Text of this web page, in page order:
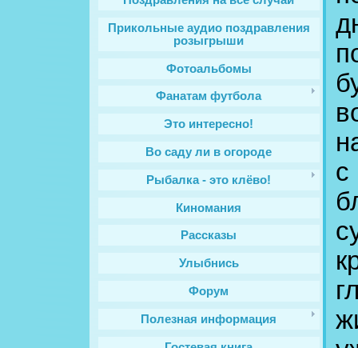
Прикольные аудио поздравления
розыгрыши
Фотоальбомы
Фанатам футбола
Это интересно!
Во саду ли в огороде
Рыбалка - это клёво!
Киномания
Рассказы
Улыбнись
Форум
Полезная информация
с